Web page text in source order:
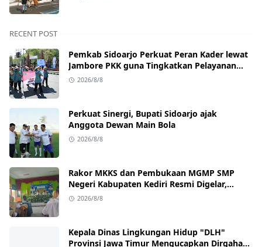
RECENT POST
Pemkab Sidoarjo Perkuat Peran Kader lewat
Jambore PKK guna Tingkatkan Pelayanan
Masyarakat
2026/8/8
Perkuat Sinergi, Bupati Sidoarjo ajak
Anggota Dewan Main Bola
2026/8/8
Rakor MKKS dan Pembukaan MGMP SMP
Negeri Kabupaten Kediri Resmi Digelar,
Kadisdik Tekankan Kolaborasi Wujudkan
2026/8/8
Kepala Dinas Lingkungan Hidup "DLH"
Provinsi Jawa Timur Mengucapkan Dirgahayu